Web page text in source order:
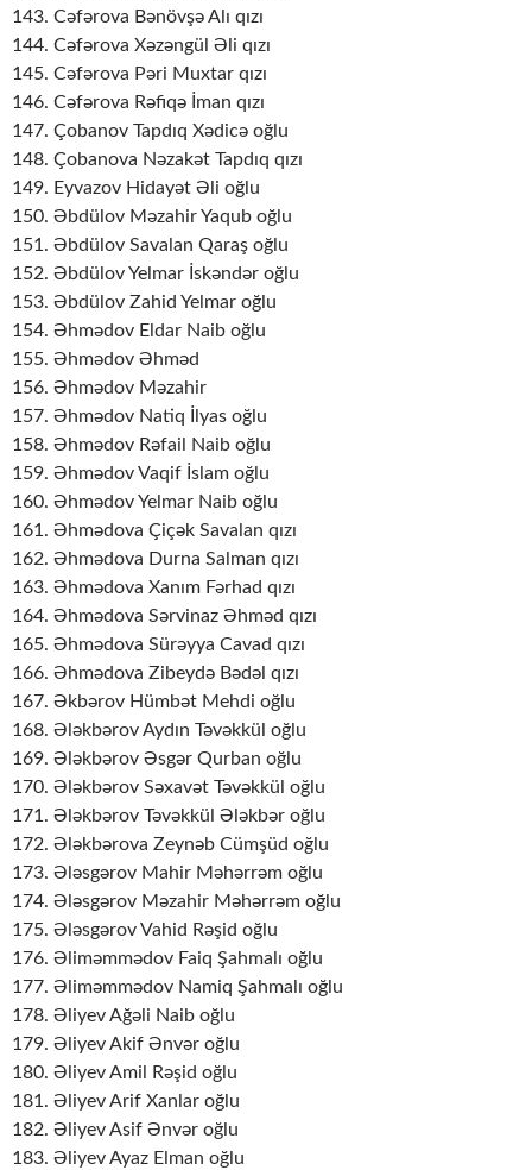
143. Cəfərova Bənövşə Alı qızı
144. Cəfərova Xəzəngül Əli qızı
145. Cəfərova Pəri Muxtar qızı
146. Cəfərova Rəfiqə İman qızı
147. Çobanov Tapdıq Xədicə oğlu
148. Çobanova Nəzakət Tapdıq qızı
149. Eyvazov Hidayət Əli oğlu
150. Əbdülov Məzahir Yaqub oğlu
151. Əbdülov Savalan Qaraş oğlu
152. Əbdülov Yelmar İskəndər oğlu
153. Əbdülov Zahid Yelmar oğlu
154. Əhmədov Eldar Naib oğlu
155. Əhmədov Əhməd
156. Əhmədov Məzahir
157. Əhmədov Natiq İlyas oğlu
158. Əhmədov Rəfail Naib oğlu
159. Əhmədov Vaqif İslam oğlu
160. Əhmədov Yelmar Naib oğlu
161. Əhmədova Çiçək Savalan qızı
162. Əhmədova Durna Salman qızı
163. Əhmədova Xanım Fərhad qızı
164. Əhmədova Sərvinaz Əhməd qızı
165. Əhmədova Sürəyya Cavad qızı
166. Əhmədova Zibeydə Bədəl qızı
167. Əkbərov Hümbət Mehdi oğlu
168. Ələkbərov Aydın Təvəkkül oğlu
169. Ələkbərov Əsgər Qurban oğlu
170. Ələkbərov Səxavət Təvəkkül oğlu
171. Ələkbərov Təvəkkül Ələkbər oğlu
172. Ələkbərova Zeynəb Cümşüd oğlu
173. Ələsgərov Mahir Məhərrəm oğlu
174. Ələsgərov Məzahir Məhərrəm oğlu
175. Ələsgərov Vahid Rəşid oğlu
176. Əliməmmədov Faiq Şahmalı oğlu
177. Əliməmmədov Namiq Şahmalı oğlu
178. Əliyev Ağəli Naib oğlu
179. Əliyev Akif Ənvər oğlu
180. Əliyev Amil Rəşid oğlu
181. Əliyev Arif Xanlar oğlu
182. Əliyev Asif Ənvər oğlu
183. Əliyev Ayaz Elman oğlu